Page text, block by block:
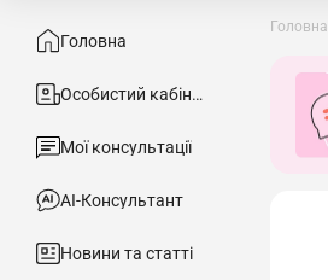
Головна
Особистий кабінет
Мої консультації
АІ-Консультант
Новини та статті
Головна